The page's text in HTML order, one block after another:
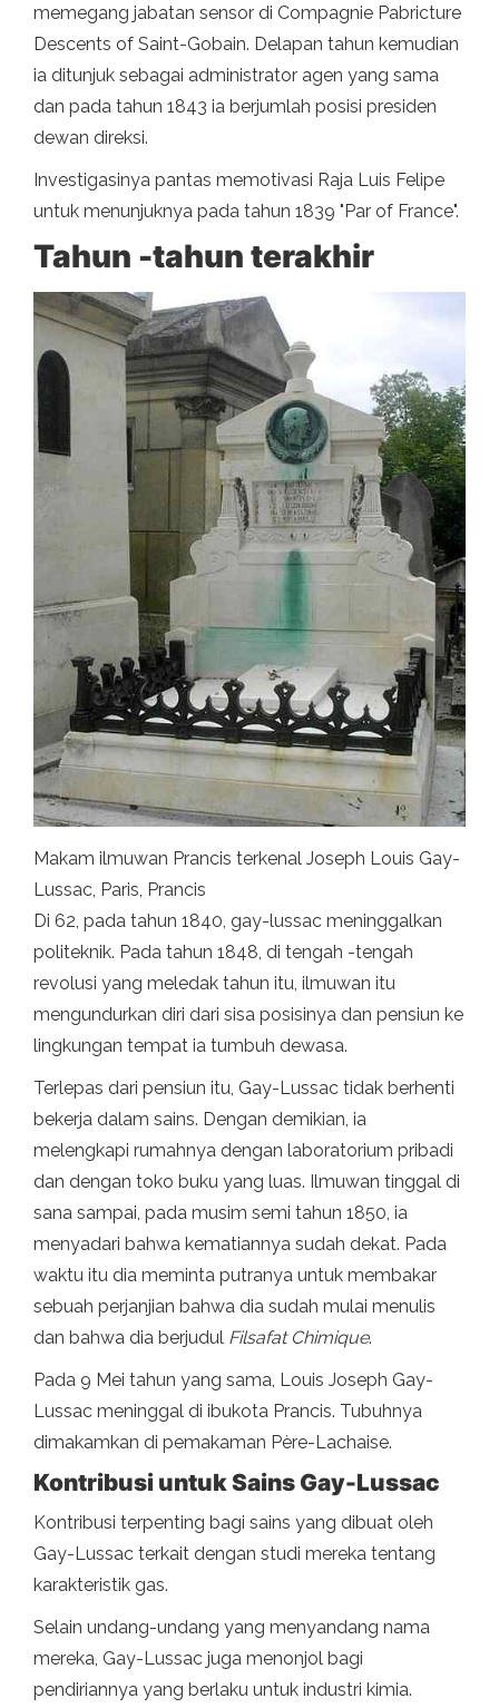
memegang jabatan sensor di Compagnie Pabricture
Descents of Saint-Gobain. Delapan tahun kemudian
ia ditunjuk sebagai administrator agen yang sama
dan pada tahun 1843 ia berjumlah posisi presiden
dewan direksi.
Investigasinya pantas memotivasi Raja Luis Felipe
untuk menunjuknya pada tahun 1839 "Par of France".
Tahun -tahun terakhir
Makam ilmuwan Prancis terkenal Joseph Louis Gay-
Lussac, Paris, Prancis
Di 62, pada tahun 1840, gay-lussac meninggalkan
politeknik. Pada tahun 1848, di tengah -tengah
revolusi yang meledak tahun itu, ilmuwan itu
mengundurkan diri dari sisa posisinya dan pensiun ke
lingkungan tempat ia tumbuh dewasa.
Terlepas dari pensiun itu, Gay-Lussac tidak berhenti
bekerja dalam sains. Dengan demikian, ia
melengkapi rumahnya dengan laboratorium pribadi
dan dengan toko buku yang luas. Ilmuwan tinggal di
sana sampai, pada musim semi tahun 1850, ia
menyadari bahwa kematiannya sudah dekat. Pada
waktu itu dia meminta putranya untuk membakar
sebuah perjanjian bahwa dia sudah mulai menulis
dan bahwa dia berjudul Filsafat Chimique.
Pada 9 Mei tahun yang sama, Louis Joseph Gay-
Lussac meninggal di ibukota Prancis. Tubuhnya
dimakamkan di pemakaman Père-Lachaise.
Kontribusi untuk Sains Gay-Lussac
Kontribusi terpenting bagi sains yang dibuat oleh
Gay-Lussac terkait dengan studi mereka tentang
karakteristik gas.
Selain undang-undang yang menyandang nama
mereka, Gay-Lussac juga menonjol bagi
pendiriannya yang berlaku untuk industri kimia.